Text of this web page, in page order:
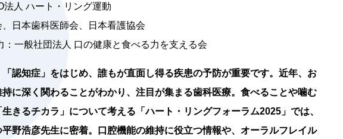
人 ハート・リング運動
日本歯科医師会、日本看護協会
一般社団法人 口の健康と食べる力を支える会
認知症」をはじめ、誰もが直面し得る疾患の予防が重要です。近年、お
に深く関わることがわかり、注目が集まる歯科医療。食べることや噛む
きるチカラ」について考える「ハート・リングフォーラム2025」では、
野浩彦先生に密着。口腔機能の維持に役立つ情報や、オーラルフレイル